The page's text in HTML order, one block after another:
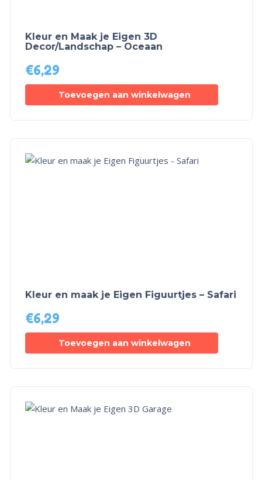
Kleur en Maak je Eigen 3D
Decor/Landschap – Oceaan
€6,29
Toevoegen aan winkelwagen
Kleur en maak je Eigen Figuurtjes – Safari
€6,29
Toevoegen aan winkelwagen